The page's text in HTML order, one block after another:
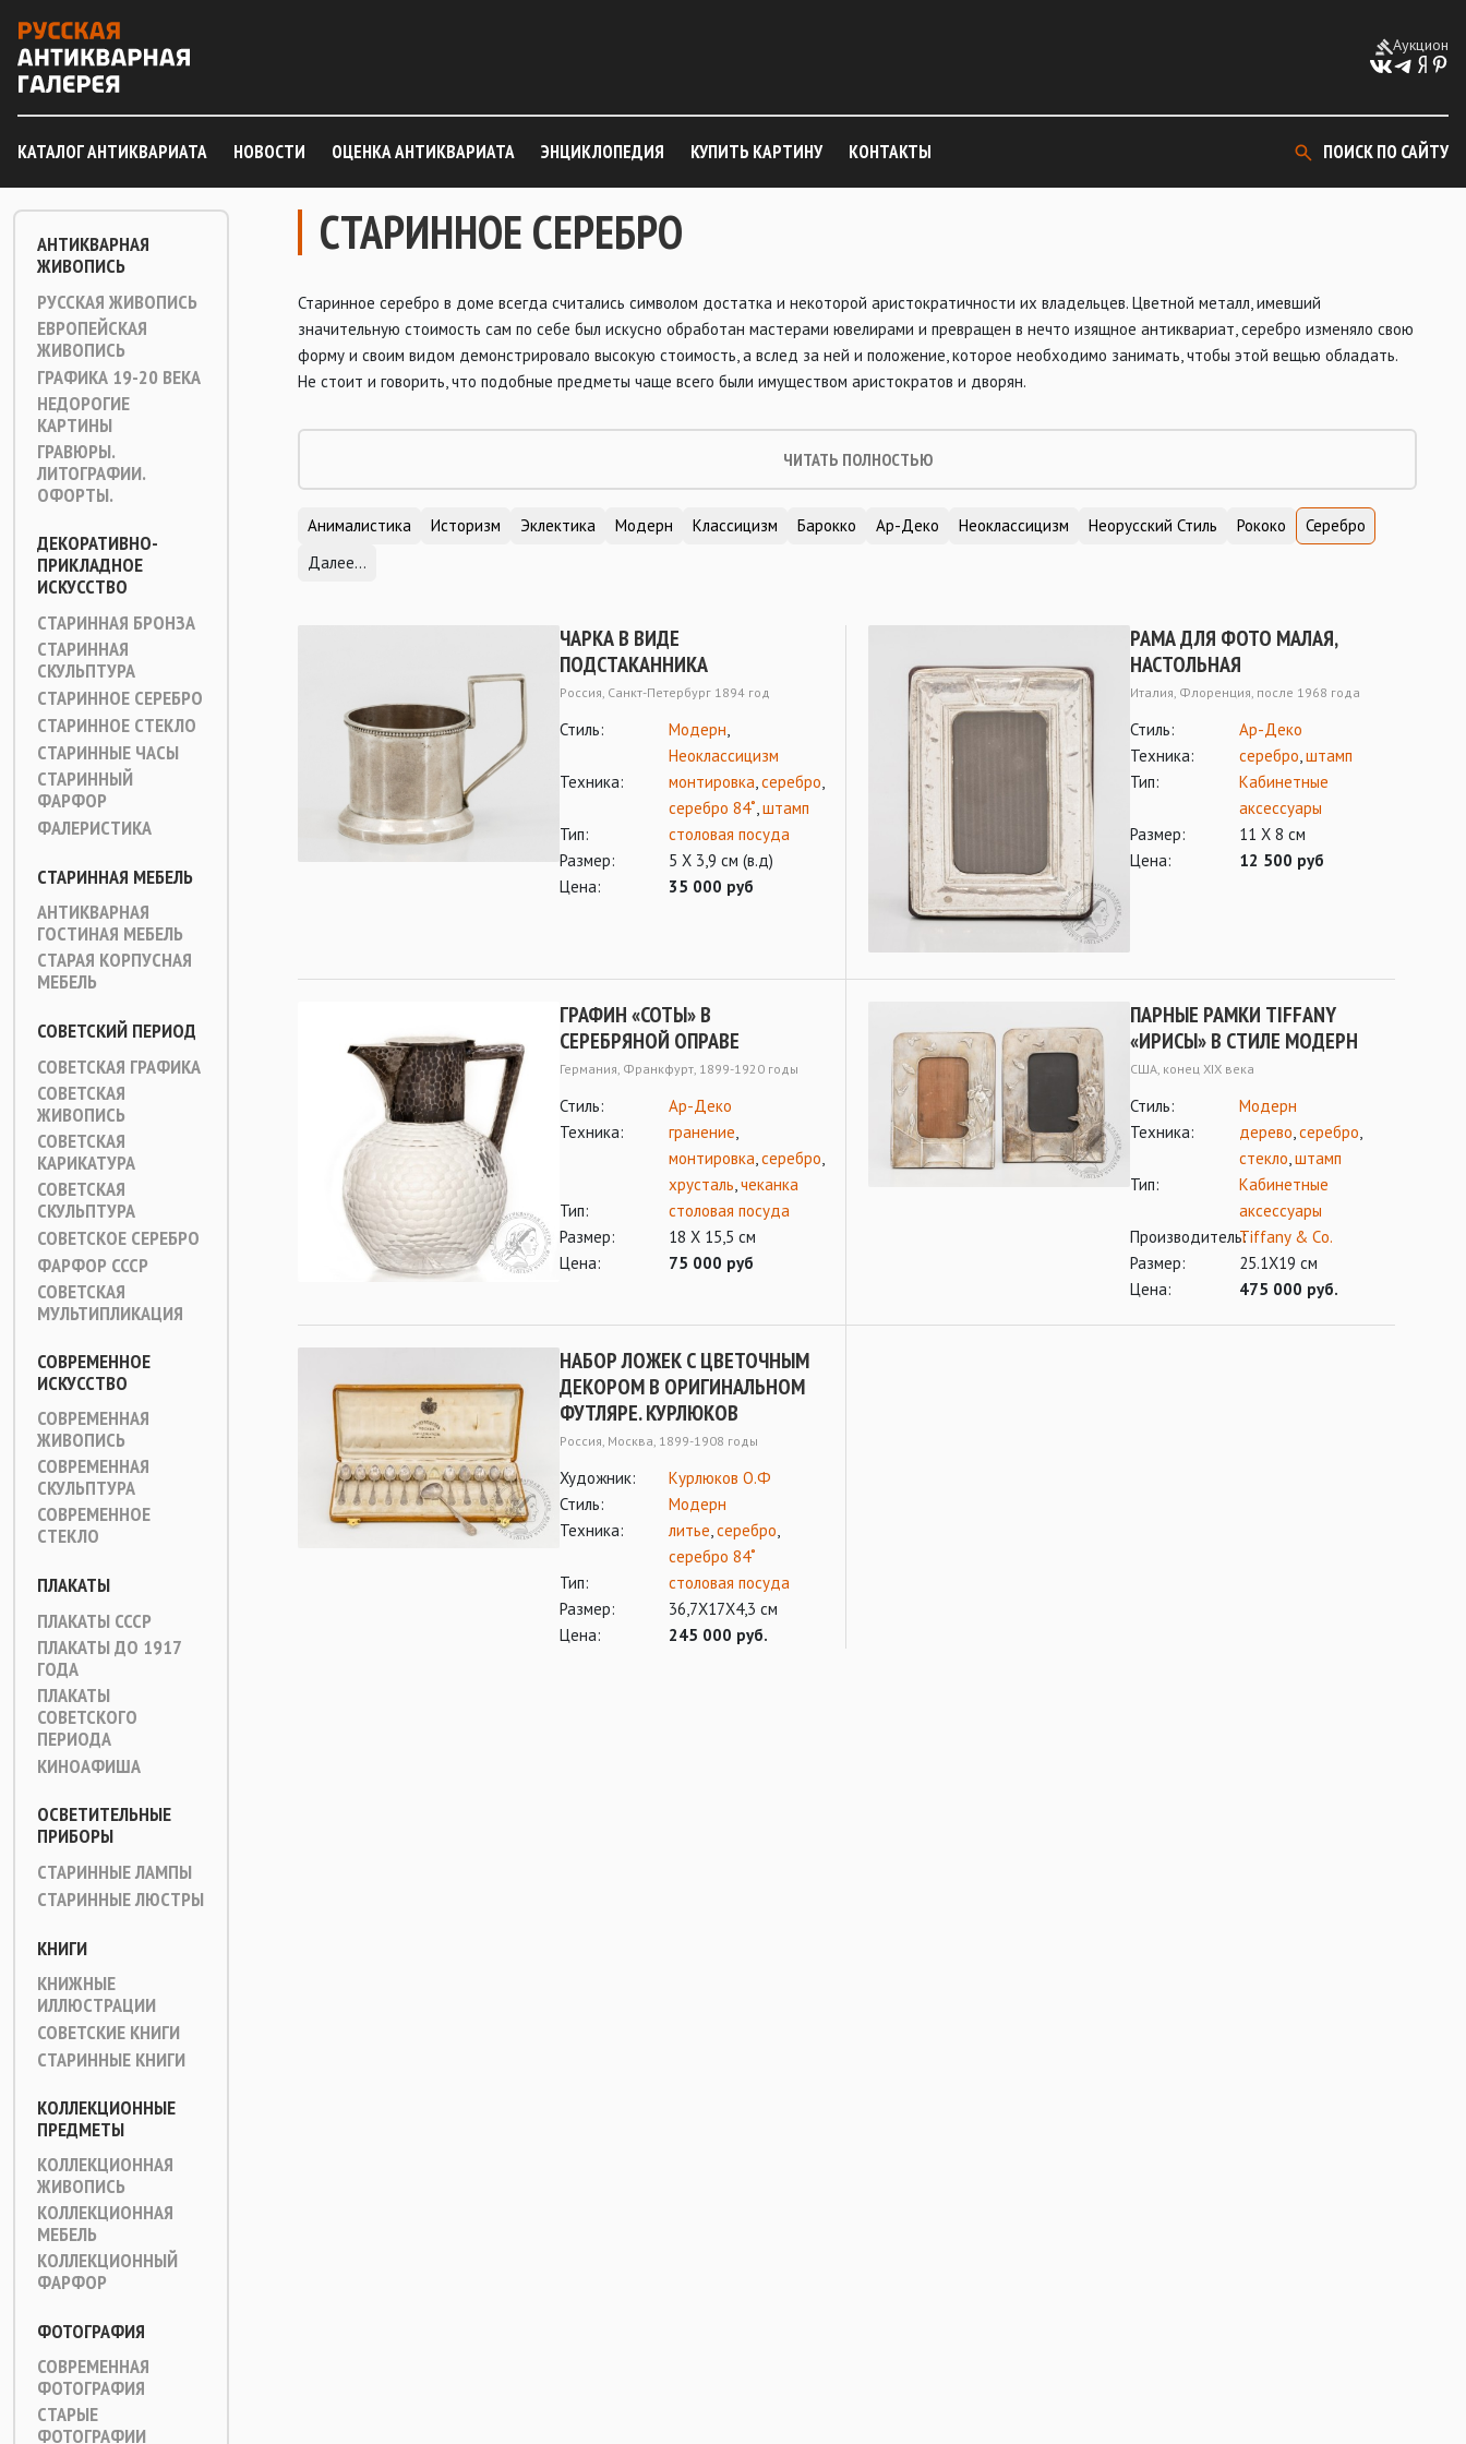
Аукцион
КАТАЛОГ АНТИКВАРИАТА НОВОСТИ ОЦЕНКА АНТИКВАРИАТА ЭНЦИКЛОПЕДИЯ КУПИТЬ КАРТИНУ КОНТАКТЫ ПОИСК ПО САЙТУ
АНТИКВАРНАЯ
ЖИВОПИСЬ
РУССКАЯ ЖИВОПИСЬ
ЕВРОПЕЙСКАЯ
ЖИВОПИСЬ
ГРАФИКА 19-20 ВЕКА
НЕДОРОГИЕ
КАРТИНЫ
ГРАВЮРЫ.
ЛИТОГРАФИИ.
ОФОРТЫ.
ДЕКОРАТИВНО-
ПРИКЛАДНОЕ
ИСКУССТВО
СТАРИННАЯ БРОНЗА
СТАРИННАЯ
СКУЛЬПТУРА
СТАРИННОЕ СЕРЕБРО
СТАРИННОЕ СТЕКЛО
СТАРИННЫЕ ЧАСЫ
СТАРИННЫЙ
ФАРФОР
ФАЛЕРИСТИКА
СТАРИННАЯ МЕБЕЛЬ
АНТИКВАРНАЯ
ГОСТИНАЯ МЕБЕЛЬ
СТАРАЯ КОРПУСНАЯ
МЕБЕЛЬ
СОВЕТСКИЙ ПЕРИОД
СОВЕТСКАЯ ГРАФИКА
СОВЕТСКАЯ
ЖИВОПИСЬ
СОВЕТСКАЯ
КАРИКАТУРА
СОВЕТСКАЯ
СКУЛЬПТУРА
СОВЕТСКОЕ СЕРЕБРО
ФАРФОР СССР
СОВЕТСКАЯ
МУЛЬТИПЛИКАЦИЯ
СОВРЕМЕННОЕ
ИСКУССТВО
СОВРЕМЕННАЯ
ЖИВОПИСЬ
СОВРЕМЕННАЯ
СКУЛЬПТУРА
СОВРЕМЕННОЕ
СТЕКЛО
ПЛАКАТЫ
ПЛАКАТЫ СССР
ПЛАКАТЫ ДО 1917
ГОДА
ПЛАКАТЫ
СОВЕТСКОГО
ПЕРИОДА
КИНОАФИША
ОСВЕТИТЕЛЬНЫЕ
ПРИБОРЫ
СТАРИННЫЕ ЛАМПЫ
СТАРИННЫЕ ЛЮСТРЫ
КНИГИ
КНИЖНЫЕ
ИЛЛЮСТРАЦИИ
СОВЕТСКИЕ КНИГИ
СТАРИННЫЕ КНИГИ
КОЛЛЕКЦИОННЫЕ
ПРЕДМЕТЫ
КОЛЛЕКЦИОННАЯ
ЖИВОПИСЬ
КОЛЛЕКЦИОННАЯ
МЕБЕЛЬ
КОЛЛЕКЦИОННЫЙ
ФАРФОР
ФОТОГРАФИЯ
СОВРЕМЕННАЯ
ФОТОГРАФИЯ
СТАРЫЕ
ФОТОГРАФИИ
СТАРИННОЕ СЕРЕБРО
Старинное серебро в доме всегда считались символом достатка и некоторой аристократичности их владельцев. Цветной металл, имевший
значительную стоимость сам по себе был искусно обработан мастерами ювелирами и превращен в нечто изящное антиквариат, серебро изменяло свою
форму и своим видом демонстрировало высокую стоимость, а вслед за ней и положение, которое необходимо занимать, чтобы этой вещью обладать.
Не стоит и говорить, что подобные предметы чаще всего были имуществом аристократов и дворян.
ЧИТАТЬ ПОЛНОСТЬЮ
Анималистика Историзм Эклектика Модерн Классицизм Барокко Ар-Деко Неоклассицизм Неорусский Стиль Рококо
Серебро
Далее...
ЧАРКА В ВИДЕ
ПОДСТАКАННИКА
Россия, Санкт-Петербург 1894 год
Стиль: Модерн,
Неоклассицизм
Техника:
монтировка,серебро,
серебро 84˚,штамп
Тип:
столовая посуда
Размер:
5 Х 3,9 см (в.д)
Цена:
35 000 руб
РАМА ДЛЯ ФОТО МАЛАЯ,
НАСТОЛЬНАЯ
Италия, Флоренция, после 1968 года
Стиль:
Ар-Деко
Техника:
серебро,штамп
Тип:
Кабинетные
аксессуары
Размер:
11 Х 8 см
Цена:
12 500 руб
ГРАФИН «СОТЫ» В
СЕРЕБРЯНОЙ ОПРАВЕ
Германия, Франкфурт, 1899-1920 годы
Стиль:
Ар-Деко
Техника:
гранение,
монтировка,серебро,
хрусталь,чеканка
Тип:
столовая посуда
Размер:
18 Х 15,5 см
Цена:
75 000 руб
ПАРНЫЕ РАМКИ TIFFANY
«ИРИСЫ» В СТИЛЕ МОДЕРН
США, конец XIX века
Стиль:
Модерн
Техника:
дерево,серебро,
стекло,штамп
Тип:
Кабинетные
аксессуары
Производитель:Tiffany & Cо.
Размер:
25.1Х19 см
Цена:
475 000 руб.
НАБОР ЛОЖЕК С ЦВЕТОЧНЫМ
ДЕКОРОМ В ОРИГИНАЛЬНОМ
ФУТЛЯРЕ. КУРЛЮКОВ
Россия, Москва, 1899-1908 годы
Художник:
Курлюков О.Ф
Стиль:
Модерн
Техника:
литье,серебро,
серебро 84˚
Тип:
столовая посуда
Размер:
36,7Х17Х4,3 см
Цена:
245 000 руб.